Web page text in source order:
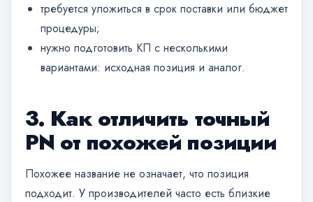
требуется уложиться в срок поставки или бюджет
процедуры;
нужно подготовить КП с несколькими
вариантами: исходная позиция и аналог.
3. Как отличить точный
PN от похожей позиции
Похожее название не означает, что позиция
подходит. У производителей часто есть близкие